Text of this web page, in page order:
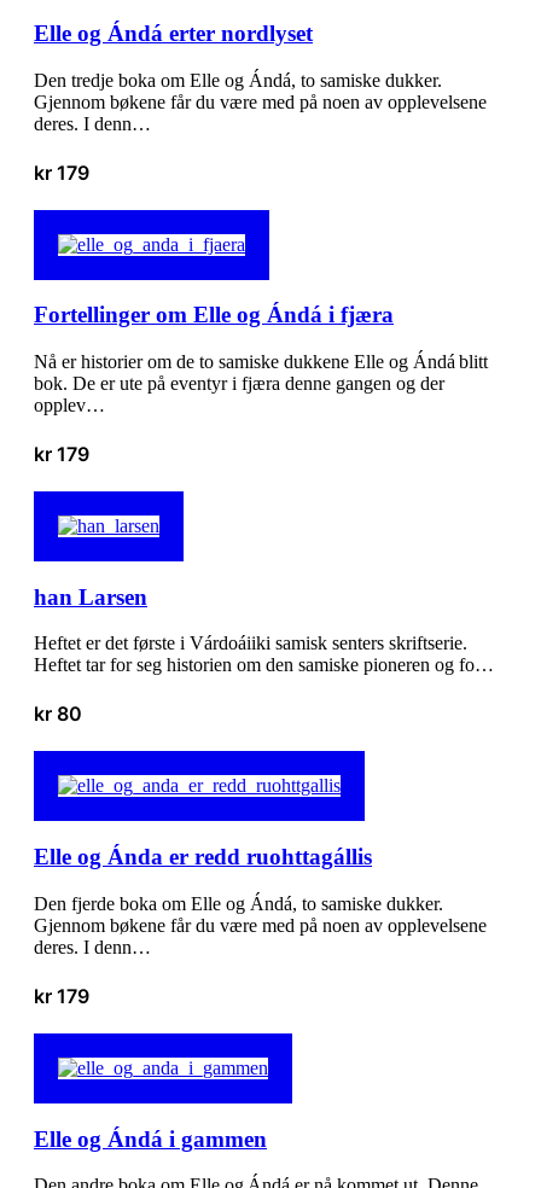
Elle og Ándá erter nordlyset
Den tredje boka om Elle og Ándá, to samiske dukker.
Gjennom bøkene får du være med på noen av opplevelsene
deres. I denn…
kr 179
Fortellinger om Elle og Ándá i fjæra
Nå er historier om de to samiske dukkene Elle og Ándá blitt
bok. De er ute på eventyr i fjæra denne gangen og der
opplev…
kr 179
han Larsen
Heftet er det første i Várdoáiiki samisk senters skriftserie.
Heftet tar for seg historien om den samiske pioneren og fo…
kr 80
Elle og Ánda er redd ruohttagállis
Den fjerde boka om Elle og Ándá, to samiske dukker.
Gjennom bøkene får du være med på noen av opplevelsene
deres. I denn…
kr 179
Elle og Ándá i gammen